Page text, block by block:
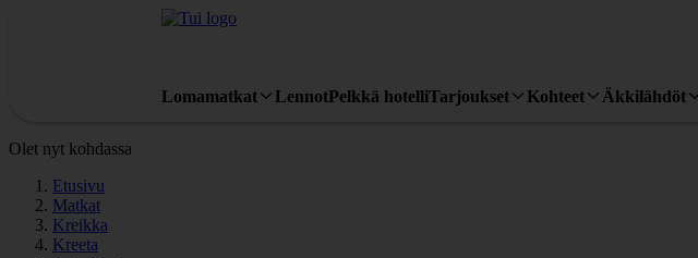
Lomamatkat LennotPelkkä hotelliTarjoukset Kohteet Äkkilähdöt
Olet nyt kohdassa
Etusivu
Matkat
Kreikka
Kreeta